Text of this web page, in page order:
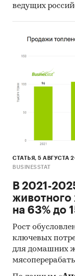
ведущих
СТАТЬЯ, 5 АВГУСТА
BUSINESSTAT
В 2021-
на 63% до
Рост
ключевых
для домашних